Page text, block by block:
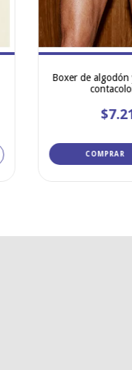
Boxer de
COMPRAR